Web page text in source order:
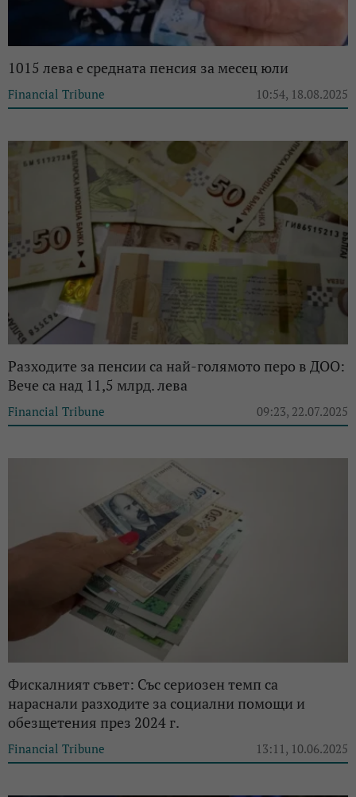
1015 лева е средната пенсия за месец юли
Financial Tribune 10:54, 18.08.2025
Разходите за пенсии са най-голямото перо в ДОО:
Вече са над 11,5 млрд. лева
Financial Tribune 09:23, 22.07.2025
Фискалният съвет: Със сериозен темп са
нараснали разходите за социални помощи и
обезщетения през 2024 г.
Financial Tribune 13:11, 10.06.2025